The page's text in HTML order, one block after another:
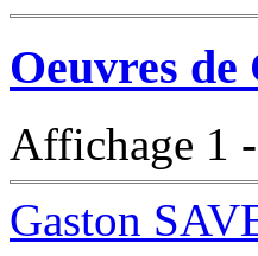
Oeuvres de
Affichage 1
Gaston